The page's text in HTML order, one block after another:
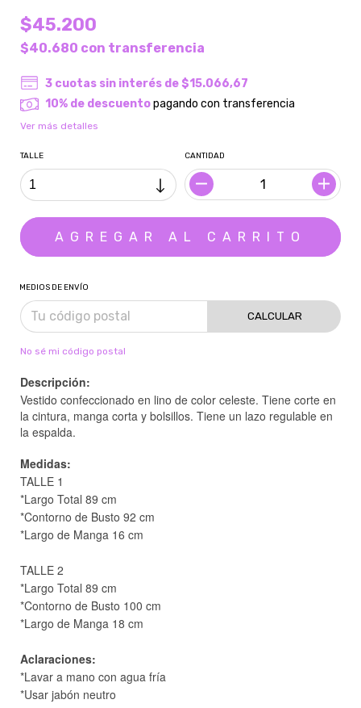
$45.200
$40.680 con transferencia
3 cuotas sin interés de$15.066,67
10% de descuentopagando con transferencia
Ver más detalles
TALLE CANTIDAD
MEDIOS DE ENVÍO
CALCULAR
No sé mi código postal
Descripción:
Vestido confeccionado en lino de color celeste. Tiene corte en
la cintura, manga corta y bolsillos. Tiene un lazo regulable en
la espalda.
Medidas:
TALLE 1
*Largo Total 89 cm
*Contorno de Busto 92 cm
*Largo de Manga 16 cm
TALLE 2
*Largo Total 89 cm
*Contorno de Busto 100 cm
*Largo de Manga 18 cm
Aclaraciones:
*Lavar a mano con agua fría
*Usar jabón neutro